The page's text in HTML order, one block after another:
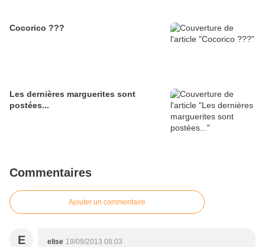
Cocorico ???
Les dernières marguerites sont
postées...
Commentaires
Ajouter un commentaire
E elise 19/09/2013 08:03